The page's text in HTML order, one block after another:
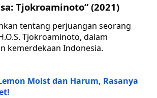
Tjokroaminoto” (2021)
tentang perjuangan seorang
Tjokroaminoto, dalam
kemerdekaan Indonesia.
Moist dan Harum, Rasanya